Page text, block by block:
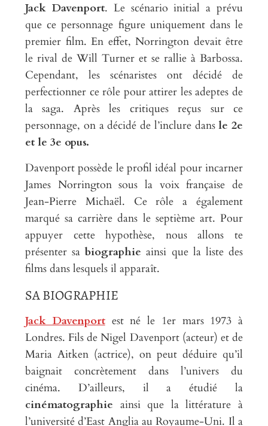
Jack Davenport. Le scénario initial a prévu
que ce personnage figure uniquement dans le
premier film. En effet, Norrington devait être
le rival de Will Turner et se rallie à Barbossa.
Cependant, les scénaristes ont décidé de
perfectionner ce rôle pour attirer les adeptes de
la saga. Après les critiques reçus sur ce
personnage, on a décidé de l’inclure dansle 2e
et le 3e opus.
Davenport possède le profil idéal pour incarner
James Norrington sous la voix française de
Jean-Pierre Michaël. Ce rôle a également
marqué sa carrière dans le septième art. Pour
appuyer cette hypothèse, nous allons te
présenter sabiographie ainsi que la liste des
films dans lesquels il apparaît.
SA BIOGRAPHIE
Jack Davenportest né le 1ermars 1973 à
Londres. Fils de Nigel Davenport (acteur) et de
Maria Aitken (actrice), on peut déduire qu’il
baignait concrètement dans l’univers du
cinéma. D’ailleurs, il a étudié la
cinématographie ainsi que la littérature à
l’université d’East Anglia au Royaume-Uni. Il a